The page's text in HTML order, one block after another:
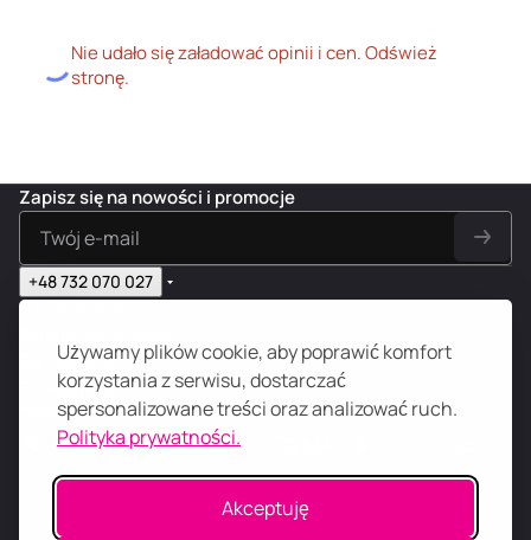
Używamy plików cookie, aby poprawić komfort
korzystania z serwisu, dostarczać
spersonalizowane treści oraz analizować ruch.
Polityka prywatności.
Akceptuję
Nie udało się załadować opinii i cen. Odśwież
stronę.
Zapisz się na nowości i promocje
+48 732 070 027
sklep@s69.pl
Zarządzanie
Edukacja 18+